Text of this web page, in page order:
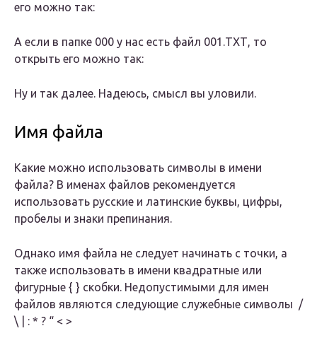
его можно так:
А если в папке 000 у нас есть файл 001.ТХТ, то
открыть его можно так:
Ну и так далее. Надеюсь, смысл вы уловили.
Имя файла
Какие можно использовать символы в имени
файла? В именах файлов рекомендуется
использовать русские и латинские буквы, цифры,
пробелы и знаки препинания.
Однако имя файла не следует начинать с точки, а
также использовать в имени квадратные или
фигурные { } скобки. Недопустимыми для имен
файлов являются следующие служебные символы /
\ | : * ? “ < >